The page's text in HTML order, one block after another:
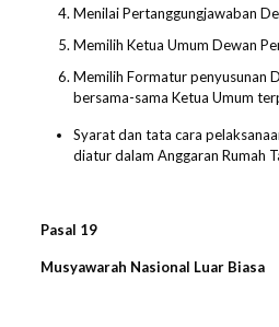
Menilai Pertanggungjawaban
Memilih Ketua Umum Dewan
Memilih Formatur penyusunan
bersama-sama Ketua Umum
Syarat dan tata cara
diatur dalam Anggaran Rumah
Pasal 19
Musyawarah Nasional Luar Biasa